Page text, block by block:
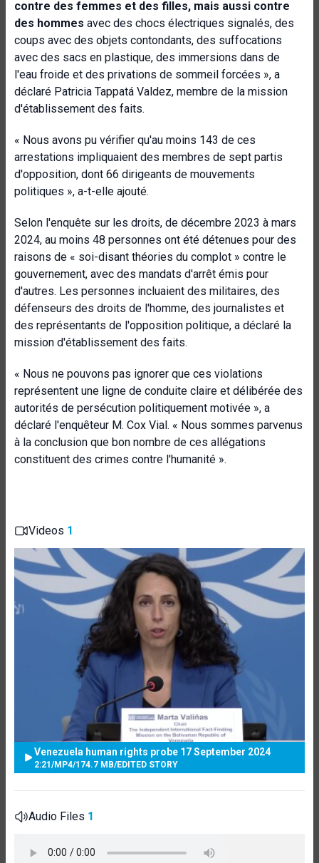
contre des femmes et des filles, mais aussi contre
des hommes avec des chocs électriques signalés, des
coups avec des objets contondants, des suffocations
avec des sacs en plastique, des immersions dans de
l'eau froide et des privations de sommeil forcées », a
déclaré Patricia Tappatá Valdez, membre de la mission
d'établissement des faits.
« Nous avons pu vérifier qu'au moins 143 de ces
arrestations impliquaient des membres de sept partis
d'opposition, dont 66 dirigeants de mouvements
politiques », a-t-elle ajouté.
Selon l'enquête sur les droits, de décembre 2023 à mars
2024, au moins 48 personnes ont été détenues pour des
raisons de « soi-disant théories du complot » contre le
gouvernement, avec des mandats d'arrêt émis pour
d'autres. Les personnes incluaient des militaires, des
défenseurs des droits de l'homme, des journalistes et
des représentants de l'opposition politique, a déclaré la
mission d'établissement des faits.
« Nous ne pouvons pas ignorer que ces violations
représentent une ligne de conduite claire et délibérée des
autorités de persécution politiquement motivée », a
déclaré l'enquêteur M. Cox Vial. « Nous sommes parvenus
à la conclusion que bon nombre de ces allégations
constituent des crimes contre l'humanité ».
Videos 1
Venezuela human rights probe 17 September 2024
2:21 /MP4/174.7 MB/EDITED STORY
Audio Files 1